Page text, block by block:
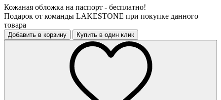
Кожаная обложка на паспорт - бесплатно!
Подарок от команды LAKESTONE при покупке данного
товара
Добавить в корзину Купить в один клик